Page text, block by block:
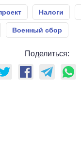
Налоги
Военный сбор
Поделиться: